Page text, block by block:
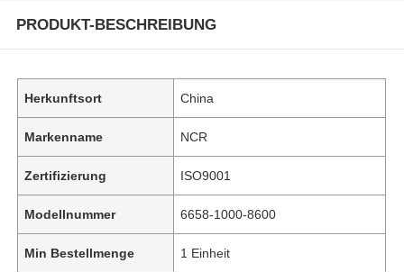
PRODUKT-BESCHREIBUNG
Herkunftsort China
Markenname NCR
Zertifizierung ISO9001
Modellnummer 6658-1000-8600
Min Bestellmenge 1 Einheit